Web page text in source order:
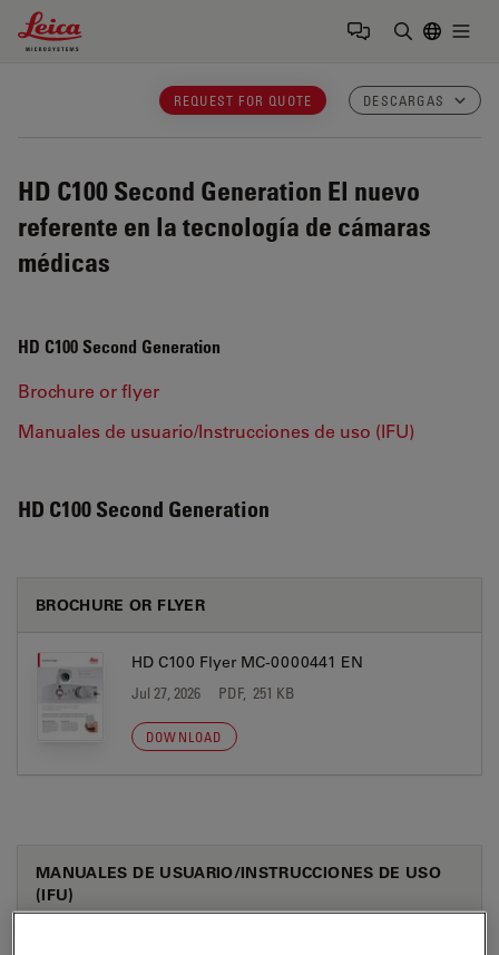
Leica Microsystems Logo
REQUEST FOR QUOTE DESCARGAS
HD C100 Second Generation El nuevo
referente en la tecnología de cámaras
médicas
HD C100 Second Generation
Brochure or flyer
Manuales de usuario/Instrucciones de uso (IFU)
HD C100 Second Generation
BROCHURE OR FLYER
HD C100 Flyer MC-0000441 EN
Jul 27, 2026 PDF, 251 KB
DOWNLOAD
MANUALES DE USUARIO/INSTRUCCIONES DE USO
(IFU)